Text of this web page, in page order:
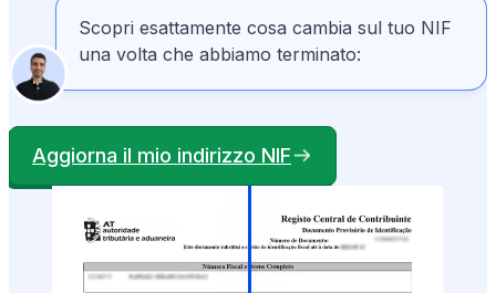
Scopri esattamente cosa cambia sul tuo NIF
una volta che abbiamo terminato:
Aggiorna il mio indirizzo NIF